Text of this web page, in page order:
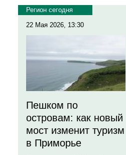
Регион сегодня
22 Мая 2026, 13:30
Пешком по
островам: как новый
мост изменит туризм
в Приморье